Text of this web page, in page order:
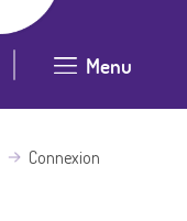
Menu
Connexion